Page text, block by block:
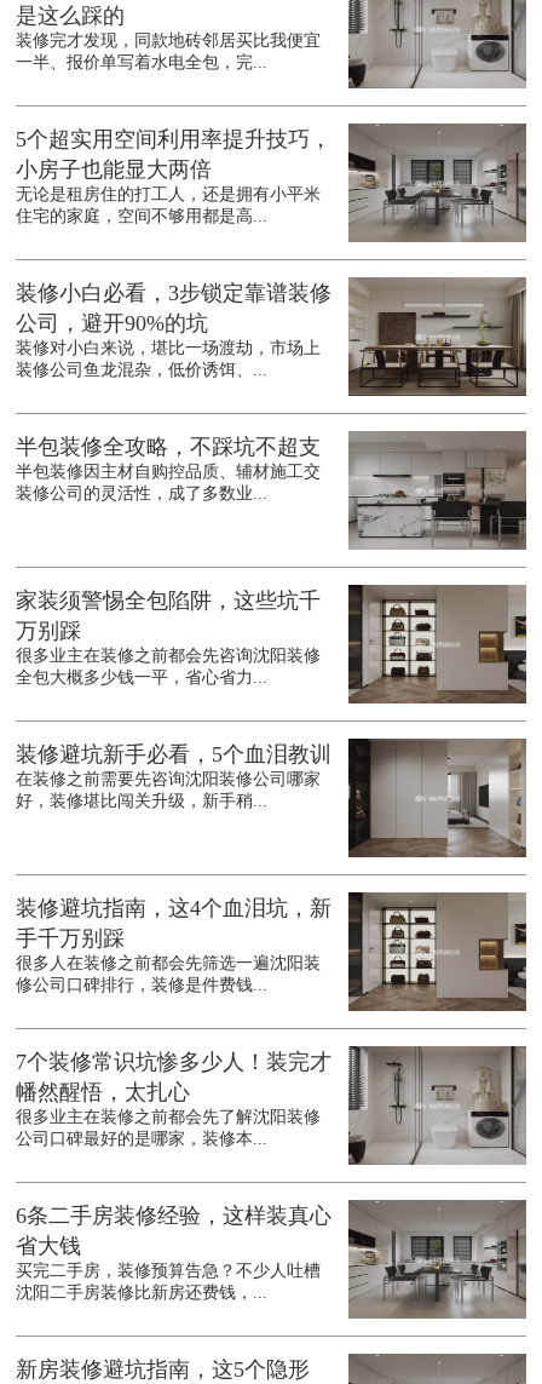
是这么踩的
装修完才发现，同款地砖邻居买比我便宜
一半、报价单写着水电全包，完...
5个超实用空间利用率提升技巧，
小房子也能显大两倍
无论是租房住的打工人，还是拥有小平米
住宅的家庭，空间不够用都是高...
装修小白必看，3步锁定靠谱装修
公司，避开90%的坑
装修对小白来说，堪比一场渡劫，市场上
装修公司鱼龙混杂，低价诱饵、...
半包装修全攻略，不踩坑不超支
半包装修因主材自购控品质、辅材施工交
装修公司的灵活性，成了多数业...
家装须警惕全包陷阱，这些坑千
万别踩
很多业主在装修之前都会先咨询沈阳装修
全包大概多少钱一平，省心省力...
装修避坑新手必看，5个血泪教训
在装修之前需要先咨询沈阳装修公司哪家
好，装修堪比闯关升级，新手稍...
装修避坑指南，这4个血泪坑，新
手千万别踩
很多人在装修之前都会先筛选一遍沈阳装
修公司口碑排行，装修是件费钱...
7个装修常识坑惨多少人！装完才
幡然醒悟，太扎心
很多业主在装修之前都会先了解沈阳装修
公司口碑最好的是哪家，装修本...
6条二手房装修经验，这样装真心
省大钱
买完二手房，装修预算告急？不少人吐槽
沈阳二手房装修比新房还费钱，...
新房装修避坑指南，这5个隐形